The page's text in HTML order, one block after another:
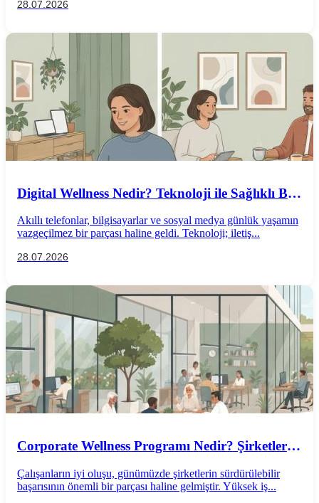
28.07.2026
Digital Wellness Nedir? Teknoloji ile Sağlıklı Bir
Akıllı telefonlar, bilgisayarlar ve sosyal medya günlük yaşamın
vazgeçilmez bir parçası haline geldi. Teknoloji; iletiş...
28.07.2026
Corporate Wellness Programı Nedir? Şirketler
Çalışanların iyi oluşu, günümüzde şirketlerin sürdürülebilir
başarısının önemli bir parçası haline gelmiştir. Yüksek iş...